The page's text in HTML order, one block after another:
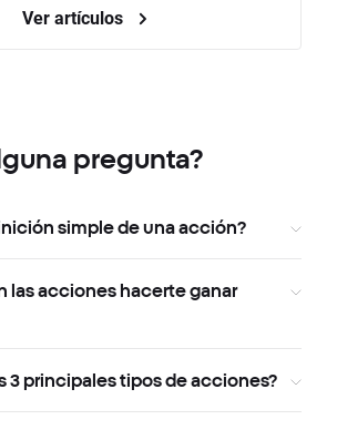
Ver artículos
pregunta?
simple de una acción?
las acciones hacerte ganar
3 principales tipos de acciones?